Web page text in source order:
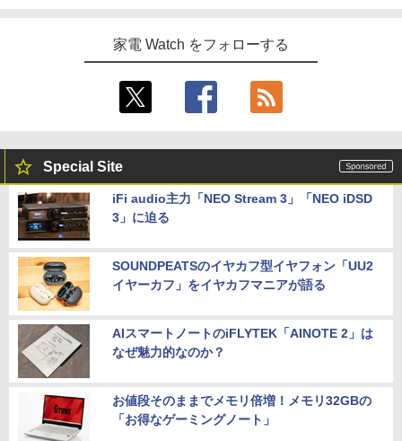
家電 Watch をフォローする
Special Site
iFi audio主力「NEO Stream 3」「NEO iDSD
3」に迫る
SOUNDPEATSのイヤカフ型イヤフォン「UU2
イヤーカフ」をイヤカフマニアが語る
AIスマートノートのiFLYTEK「AINOTE 2」は
なぜ魅力的なのか？
お値段そのままでメモリ倍増！メモリ32GBの
「お得なゲーミングノート」